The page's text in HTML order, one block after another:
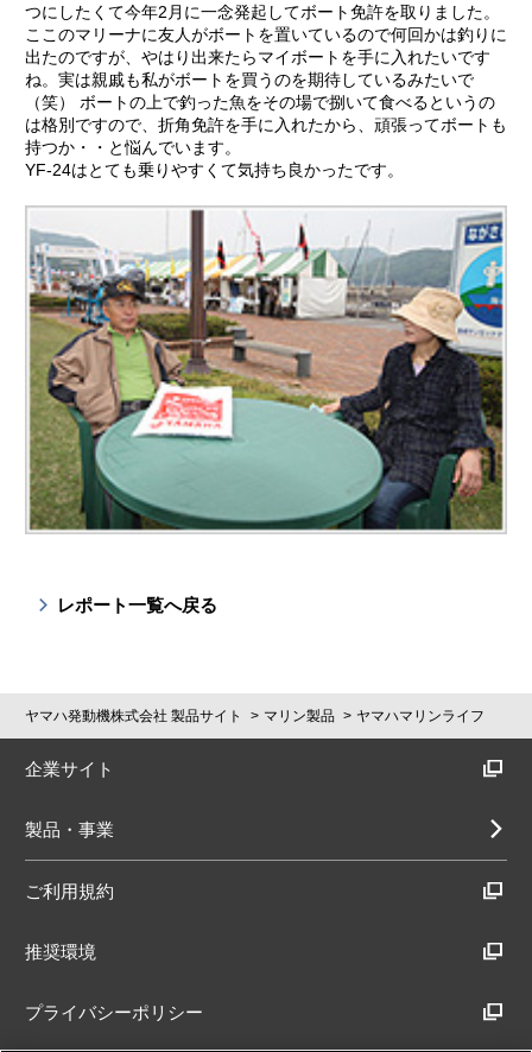
つにしたくて今年2月に一念発起してボート免許を取りました。
ここのマリーナに友人がボートを置いているので何回かは釣りに
出たのですが、やはり出来たらマイボートを手に入れたいです
ね。実は親戚も私がボートを買うのを期待しているみたいで
（笑） ボートの上で釣った魚をその場で捌いて食べるというの
は格別ですので、折角免許を手に入れたから、頑張ってボートも
持つか・・と悩んでいます。
YF-24はとても乗りやすくて気持ち良かったです。
レポート一覧へ戻る
ヤマハ発動機株式会社 製品サイト マリン製品 ヤマハマリンライフ
企業サイト
製品・事業
ご利用規約
推奨環境
プライバシーポリシー